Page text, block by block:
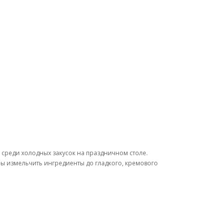
холодных закусок на праздничном столе.
ингредиенты до гладкого, кремового